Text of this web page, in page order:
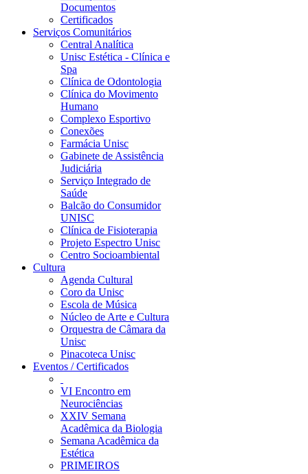
Documentos
Certificados
Serviços Comunitários
Central Analítica
Unisc Estética - Clínica e
Spa
Clínica de Odontologia
Clínica do Movimento
Humano
Complexo Esportivo
Conexões
Farmácia Unisc
Gabinete de Assistência
Judiciária
Serviço Integrado de
Saúde
Balcão do Consumidor
UNISC
Clínica de Fisioterapia
Projeto Espectro Unisc
Centro Socioambiental
Cultura
Agenda Cultural
Coro da Unisc
Escola de Música
Núcleo de Arte e Cultura
Orquestra de Câmara da
Unisc
Pinacoteca Unisc
Eventos / Certificados
VI Encontro em
Neurociências
XXIV Semana
Acadêmica da Biologia
Semana Acadêmica da
Estética
PRIMEIROS